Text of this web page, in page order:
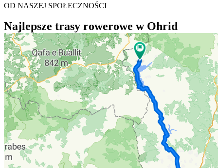
OD NASZEJ SPOŁECZNOŚCI
Najlepsze trasy rowerowe w Ohrid